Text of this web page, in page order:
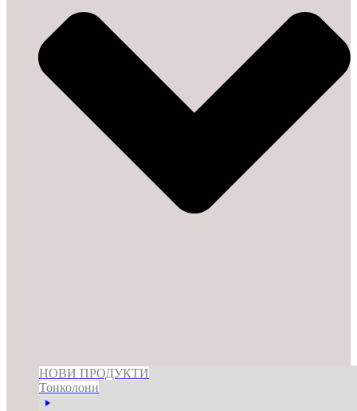
НОВИ ПРОДУКТИ
Тонколони